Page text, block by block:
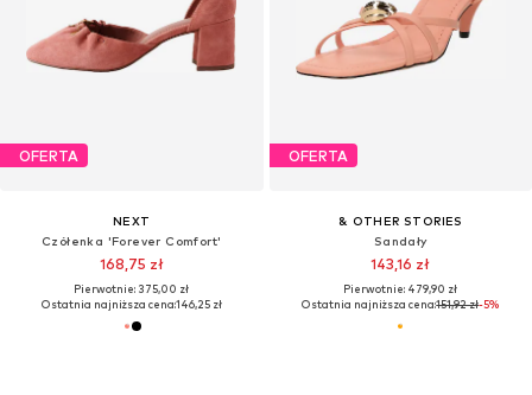
OFERTA
NEXT
Czółenka 'Forever Comfort'
168,75 zł
Pierwotnie: 375,00 zł
Ostatnia najniższa cena:146,25 zł
OFERTA
& OTHER STORIES
Sandały
143,16 zł
Pierwotnie: 479,90 zł
Ostatnia najniższa cena:151,92 zł-5%